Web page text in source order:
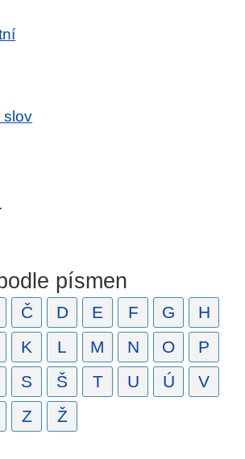
slov
písmen
Č D E F G
H
K L M N O
P
S Š T U Ú
V
Z Ž